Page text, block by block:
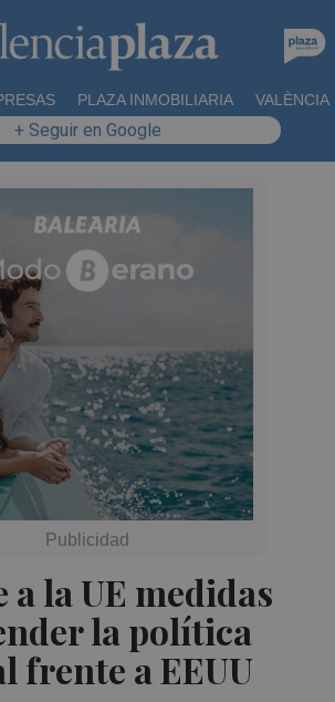
PLAZA INMOBILIARIA VALÈNCIA
+ Seguir en Google
a la UE medidas
la política
frente a EEUU